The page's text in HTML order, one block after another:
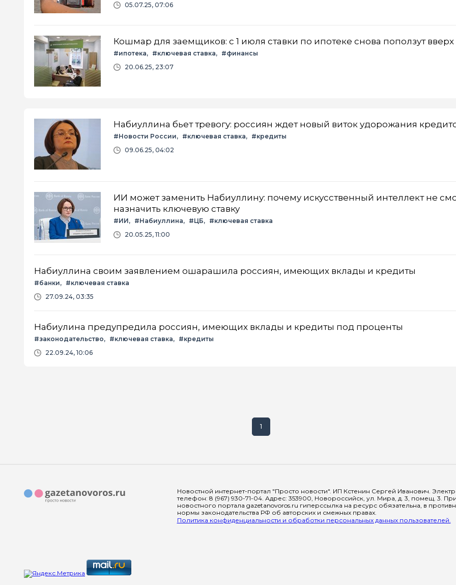
05.07.25, 07:06
Кошмар для заемщиков: с 1 июля ставки по ипотеке снова поползут вверх
#ипотека #ключевая ставка
#финансы
20.06.25, 23:07
Набиуллина бьет тревогу: россиян ждет новый виток удорожания
#Новости России #ключевая ставка
#кредиты
09.06.25, 04:02
ИИ может заменить Набиуллину: почему искусственный интеллект не
назначить ключевую ставку
#ИИ #Набиуллина #ЦБ
#ключевая ставка
20.05.25, 11:00
Набиуллина своим заявлением ошарашила россиян, имеющих вклады и кредиты
#банки
#ключевая ставка
27.09.24, 03:35
Набиулина предупредила россиян, имеющих вклады и кредиты под проценты
#законодательство #ключевая ставка
#кредиты
22.09.24, 10:06
1
Новостной интернет-портал "Просто новости". ИП Кстенин Сергей Иванович.
телефон: 8 (967) 930-71-04. Адрес: 353900, Новороссийск, ул. Мира, д. 3, помещ. 3.
новостного портала gazetanovoros.ru гиперссылка на ресурс обязательна, в
нормы законодательства РФ об авторских и смежных правах.
Политика конфиденциальности и обработки персональных данных пользователей.